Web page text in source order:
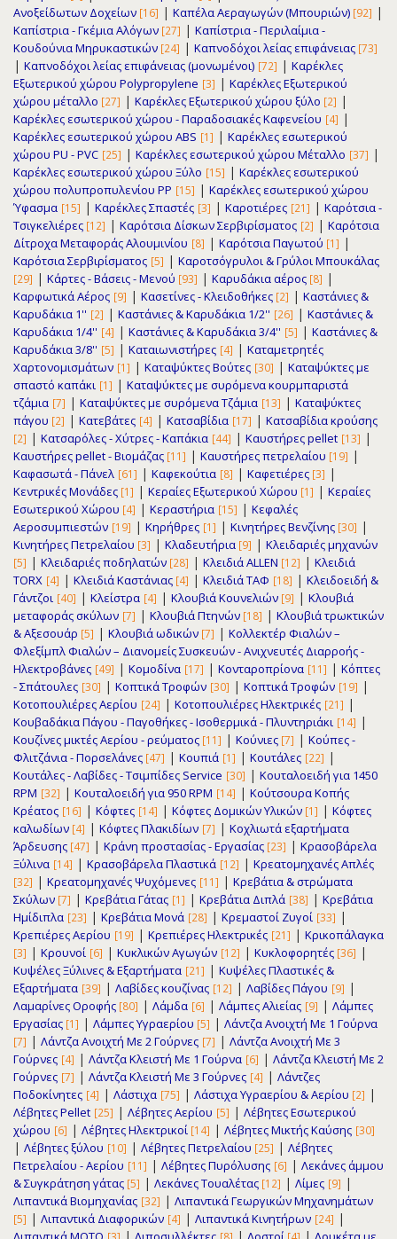
Ανοξείδωτων Δοχείων [16] | Καπέλα Αεραγωγών (Μπουριών) [92] |
Καπίστρια - Γκέμια Αλόγων [27] | Καπίστρια - Περιλαίμια -
Κουδούνια Μηρυκαστικών [24] | Καπνοδόχοι λείας επιφάνειας [73]
| Καπνοδόχοι λείας επιφάνειας (μονωμένοι) [72] | Καρέκλες
Εξωτερικού χώρου Polypropylene [3] | Καρέκλες Εξωτερικού
χώρου μέταλλο [27] | Καρέκλες Εξωτερικού χώρου ξύλο [2] |
Καρέκλες εσωτερικού χώρου - Παραδοσιακές Καφενείου [4] |
Καρέκλες εσωτερικού χώρου ABS [1] | Καρέκλες εσωτερικού
χώρου PU - PVC [25] | Καρέκλες εσωτερικού χώρου Μέταλλο [37] |
Καρέκλες εσωτερικού χώρου Ξύλο [15] | Καρέκλες εσωτερικού
χώρου πολυπροπυλενίου PP [15] | Καρέκλες εσωτερικού χώρου
Ύφασμα [15] | Καρέκλες Σπαστές [3] | Καροτιέρες [21] | Καρότσια -
Τσιγκελιέρες [12] | Καρότσια Δίσκων Σερβιρίσματος [2] | Καρότσια
Δίτροχα Μεταφοράς Αλουμινίου [8] | Καρότσια Παγωτού [1] |
Καρότσια Σερβιρίσματος [5] | Καροτσόγρυλοι & Γρύλοι Μπουκάλας
[29] | Κάρτες - Βάσεις - Μενού [93] | Καρυδάκια αέρος [8] |
Καρφωτικά Αέρος [9] | Κασετίνες - Κλειδοθήκες [2] | Καστάνιες &
Καρυδάκια 1'' [2] | Καστάνιες & Καρυδάκια 1/2'' [26] | Καστάνιες &
Καρυδάκια 1/4'' [4] | Καστάνιες & Καρυδάκια 3/4'' [5] | Καστάνιες &
Καρυδάκια 3/8'' [5] | Καταιωνιστήρες [4] | Καταμετρητές
Χαρτονομισμάτων [1] | Καταψύκτες Βούτες [30] | Καταψύκτες με
σπαστό καπάκι [1] | Καταψύκτες με συρόμενα κουρμπαριστά
τζάμια [7] | Καταψύκτες με συρόμενα Τζάμια [13] | Καταψύκτες
πάγου [2] | Κατεβάτες [4] | Κατσαβίδια [17] | Κατσαβίδια κρούσης
[2] | Κατσαρόλες - Χύτρες - Καπάκια [44] | Καυστήρες pellet [13] |
Καυστήρες pellet - Βιομάζας [11] | Καυστήρες πετρελαίου [19] |
Καφασωτά - Πάνελ [61] | Καφεκούτια [8] | Καφετιέρες [3] |
Κεντρικές Μονάδες [1] | Κεραίες Εξωτερικού Χώρου [1] | Κεραίες
Εσωτερικού Χώρου [4] | Κεραστήρια [15] | Κεφαλές
Αεροσυμπιεστών [19] | Κηρήθρες [1] | Κινητήρες Βενζίνης [30] |
Κινητήρες Πετρελαίου [3] | Κλαδευτήρια [9] | Κλειδαριές μηχανών
[5] | Κλειδαριές ποδηλατών [28] | Κλειδιά ALLEN [12] | Κλειδιά
TORX [4] | Κλειδιά Καστάνιας [4] | Κλειδιά ΤΑΦ [18] | Κλειδοειδή &
Γάντζοι [40] | Κλείστρα [4] | Κλουβιά Κουνελιών [9] | Κλουβιά
μεταφοράς σκύλων [7] | Κλουβιά Πτηνών [18] | Κλουβιά τρωκτικών
& Αξεσουάρ [5] | Κλουβιά ωδικών [7] | Κολλεκτέρ Φιαλών –
Φλεξίμπλ Φιαλών – Διανομείς Συσκευών - Ανιχνευτές Διαρροής -
Ηλεκτροβάνες [49] | Κομοδίνα [17] | Κονταροπρίονα [11] | Κόπτες
- Σπάτουλες [30] | Κοπτικά Τροφών [30] | Κοπτικά Τροφών [19] |
Κοτοπουλιέρες Αερίου [24] | Κοτοπουλιέρες Ηλεκτρικές [21] |
Κουβαδάκια Πάγου - Παγοθήκες - Ισοθερμικά - Πλυντηριάκι [14] |
Κουζίνες μικτές Αερίου - ρεύματος [11] | Κούνιες [7] | Κούπες -
Φλιτζάνια - Πορσελάνες [47] | Κουπιά [1] | Κουτάλες [22] |
Κουτάλες - Λαβίδες - Τσιμπίδες Service [30] | Κουταλοειδή για 1450
RPM [32] | Κουταλοειδή για 950 RPM [14] | Κούτσουρα Κοπής
Κρέατος [16] | Κόφτες [14] | Κόφτες Δομικών Υλικών [1] | Κόφτες
καλωδίων [4] | Κόφτες Πλακιδίων [7] | Κοχλιωτά εξαρτήματα
Άρδευσης [47] | Κράνη προστασίας - Εργασίας [23] | Κρασοβάρελα
Ξύλινα [14] | Κρασοβάρελα Πλαστικά [12] | Κρεατομηχανές Απλές
[32] | Κρεατομηχανές Ψυχόμενες [11] | Κρεβάτια & στρώματα
Σκύλων [7] | Κρεβάτια Γάτας [1] | Κρεβάτια Διπλά [38] | Κρεβάτια
Ημίδιπλα [23] | Κρεβάτια Μονά [28] | Κρεμαστοί Ζυγοί [33] |
Κρεπιέρες Αερίου [19] | Κρεπιέρες Ηλεκτρικές [21] | Κρικοπάλαγκα
[3] | Κρουνοί [6] | Κυκλικών Αγωγών [12] | Κυκλοφορητές [36] |
Κυψέλες Ξύλινες & Εξαρτήματα [21] | Κυψέλες Πλαστικές &
Εξαρτήματα [39] | Λαβίδες κουζίνας [12] | Λαβίδες Πάγου [9] |
Λαμαρίνες Οροφής [80] | Λάμδα [6] | Λάμπες Αλιείας [9] | Λάμπες
Εργασίας [1] | Λάμπες Υγραερίου [5] | Λάντζα Ανοιχτή Με 1 Γούρνα
[7] | Λάντζα Ανοιχτή Με 2 Γούρνες [7] | Λάντζα Ανοιχτή Με 3
Γούρνες [4] | Λάντζα Κλειστή Με 1 Γούρνα [6] | Λάντζα Κλειστή Με 2
Γούρνες [7] | Λάντζα Κλειστή Με 3 Γούρνες [4] | Λάντζες
Ποδοκίνητες [4] | Λάστιχα [75] | Λάστιχα Υγραερίου & Αερίου [2] |
Λέβητες Pellet [25] | Λέβητες Αερίου [5] | Λέβητες Εσωτερικού
χώρου [6] | Λέβητες Ηλεκτρικοί [14] | Λέβητες Μικτής Καύσης [30]
| Λέβητες ξύλου [10] | Λέβητες Πετρελαίου [25] | Λέβητες
Πετρελαίου - Αερίου [11] | Λέβητες Πυρόλυσης [6] | Λεκάνες άμμου
& Συγκράτηση γάτας [5] | Λεκάνες Τουαλέτας [12] | Λίμες [9] |
Λιπαντικά Βιομηχανίας [32] | Λιπαντικά Γεωργικών Μηχανημάτων
[5] | Λιπαντικά Διαφορικών [4] | Λιπαντικά Κινητήρων [24] |